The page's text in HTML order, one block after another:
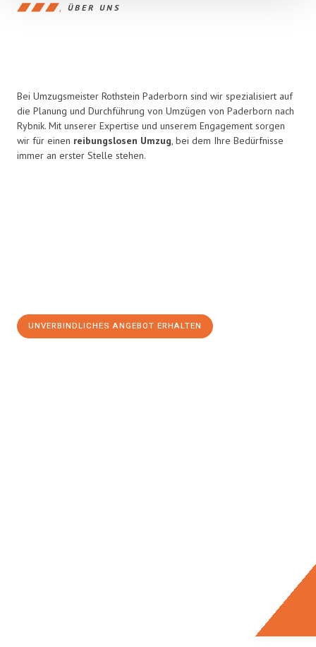
ÜBER UNS
Bei Umzugsmeister Rothstein Paderborn sind wir spezialisiert auf
die Planung und Durchführung von Umzügen von Paderborn nach
Rybnik. Mit unserer Expertise und unserem Engagement sorgen
wir für einen reibungslosen Umzug, bei dem Ihre Bedürfnisse
immer an erster Stelle stehen.
UNVERBINDLICHES ANGEBOT ERHALTEN